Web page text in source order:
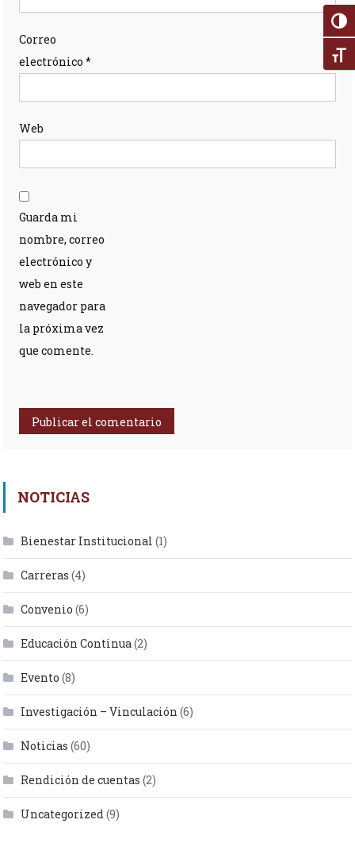
Correo
electrónico*
Web
Guarda mi
nombre, correo
electrónico y
web en este
navegador para
la próxima vez
que comente.
NOTICIAS
Bienestar Institucional (1)
Carreras (4)
Convenio (6)
Educación Continua(2)
Evento (8)
Investigación – Vinculación (6)
Noticias (60)
Rendición de cuentas (2)
Uncategorized(9)